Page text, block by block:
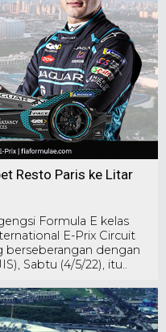
Resto Paris ke Litar
Formula E kelas
E-Prix Circuit
berseberangan dengan
Sabtu (4/5/22), itu..